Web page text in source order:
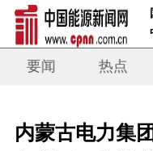
要闻 热点
内蒙古电力集